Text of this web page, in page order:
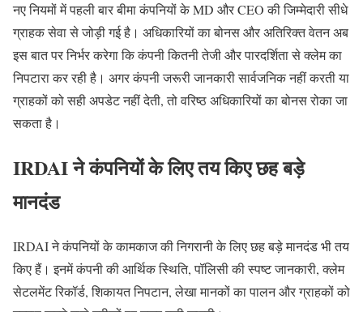
नए नियमों में पहली बार बीमा कंपनियों के MD और CEO की जिम्मेदारी सीधे
ग्राहक सेवा से जोड़ी गई है। अधिकारियों का बोनस और अतिरिक्त वेतन अब
इस बात पर निर्भर करेगा कि कंपनी कितनी तेजी और पारदर्शिता से क्लेम का
निपटारा कर रही है। अगर कंपनी जरूरी जानकारी सार्वजनिक नहीं करती या
ग्राहकों को सही अपडेट नहीं देती, तो वरिष्ठ अधिकारियों का बोनस रोका जा
सकता है।
IRDAI ने कंपनियों के लिए तय किए छह बड़े
मानदंड
IRDAI ने कंपनियों के कामकाज की निगरानी के लिए छह बड़े मानदंड भी तय
किए हैं। इनमें कंपनी की आर्थिक स्थिति, पॉलिसी की स्पष्ट जानकारी, क्लेम
सेटलमेंट रिकॉर्ड, शिकायत निपटान, लेखा मानकों का पालन और ग्राहकों को